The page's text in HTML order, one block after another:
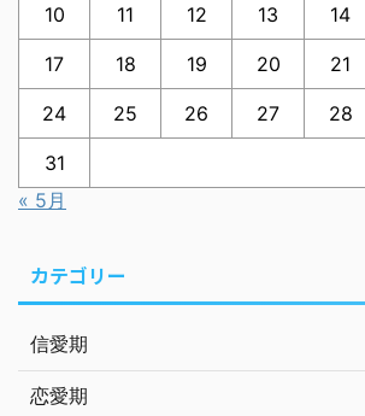
10 11 12 13 14
17 18 19 20 21
24 25 26 27 28
31
« 5月
カテゴリー
信愛期
恋愛期